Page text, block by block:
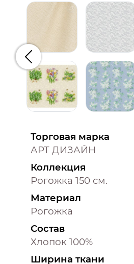
Предыдущий
Торговая марка
АРТ ДИЗАЙН
Коллекция
Рогожка 150 см.
Материал
Рогожка
Состав
Хлопок 100%
Ширина ткани